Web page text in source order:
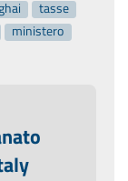
tasse
ministero